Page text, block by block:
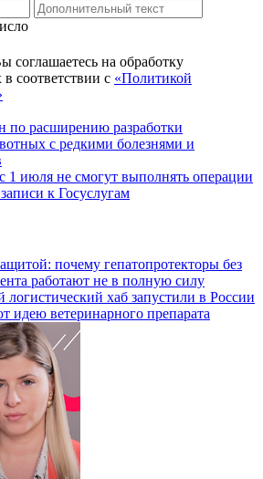
на обработку
соответствии с «Политикой
по расширению разработки
с редкими болезнями и
1 июля не смогут выполнять операции
к Госуслугам
почему гепатопротекторы без
работают не в полную силу
хаб запустили в России
идею ветеринарного препарата